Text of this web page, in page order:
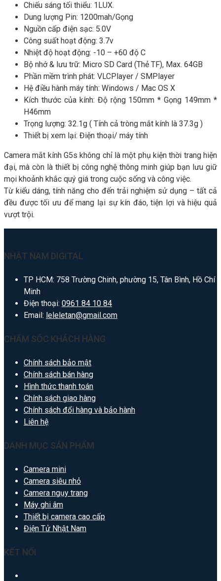
Chiếu sáng tối thiểu: 1LUX.
Dung lượng Pin: 1200mah/Gọng
Nguồn cấp điện sạc: 5.0V
Công suất hoạt động: 3.7v
Nhiệt độ hoạt động: -10 – +60 độ C
Bộ nhớ & lưu trữ: Micro SD Card (Thẻ TF), Max. 64GB
Phần mềm trình phát: VLCPlayer / SMPlayer
Hệ điều hành máy tính: Windows / Mac OS X
Kích thước của kính: Độ rộng 150mm * Gọng 149mm *
H46mm
Trọng lượng: 32.1g ( Tính cả tròng mắt kính là 37.3g )
Thiết bị xem lại: Điện thoại/ máy tính
Camera mắt kính G5s không chỉ là một phụ kiện thời trang hiện
đại, mà còn là thiết bị công nghệ thông minh giúp bạn lưu giữ
mọi khoảnh khắc quý giá trong cuộc sống và công việc.
Từ kiểu dáng, tính năng cho đến trải nghiệm sử dụng – tất cả
đều được tối ưu để mang lại sự kín đáo, tiện lợi và hiệu quả
vượt trội.
NHẬT NAM DIGITAL
TP HCM: 758 Trường Chinh, phường 15, Tân Bình, Hồ Chí
Minh
Điện thoại: 0961 84 10 84
Email: leleletan@gmail.com
CHĂM SÓC KHÁCH HÀNG
Chính sách bảo mật
Chính sách bán hàng
Hình thức thanh toán
Chính sách giao hàng
Chính sách đổi hàng và bảo hành
Liên hệ
DANH MỤC SẢN PHẨM
Camera mini
Camera siêu nhỏ
Camera ngụy trang
Máy ghi âm
Thiết bị camera cao cấp
Điện Tử Nhật Nam
KẾT NỐI